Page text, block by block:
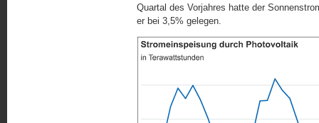
Quartal des Vorjahres hatte der
er bei 3,5% gelegen.